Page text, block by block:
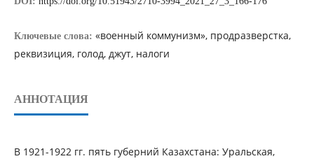
Ключевые слова: «военный коммунизм», продразверстка,
реквизиция, голод, джут, налоги
АННОТАЦИЯ
В 1921-1922 гг. пять губерний Казахстана: Уральская,